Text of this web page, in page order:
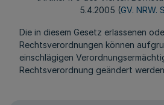
5.4.2005 (GV. NRW.
Die in diesem Gesetz erlassenen
Rechtsverordnungen können
einschlägigen
Rechtsverordnung geändert